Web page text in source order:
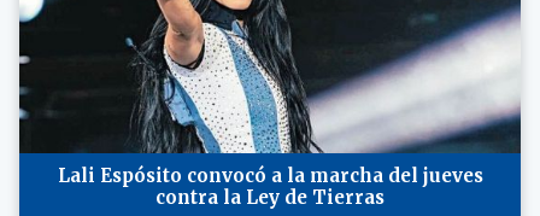
Lali Espósito convocó a la marcha del jueves
contra la Ley de Tierras